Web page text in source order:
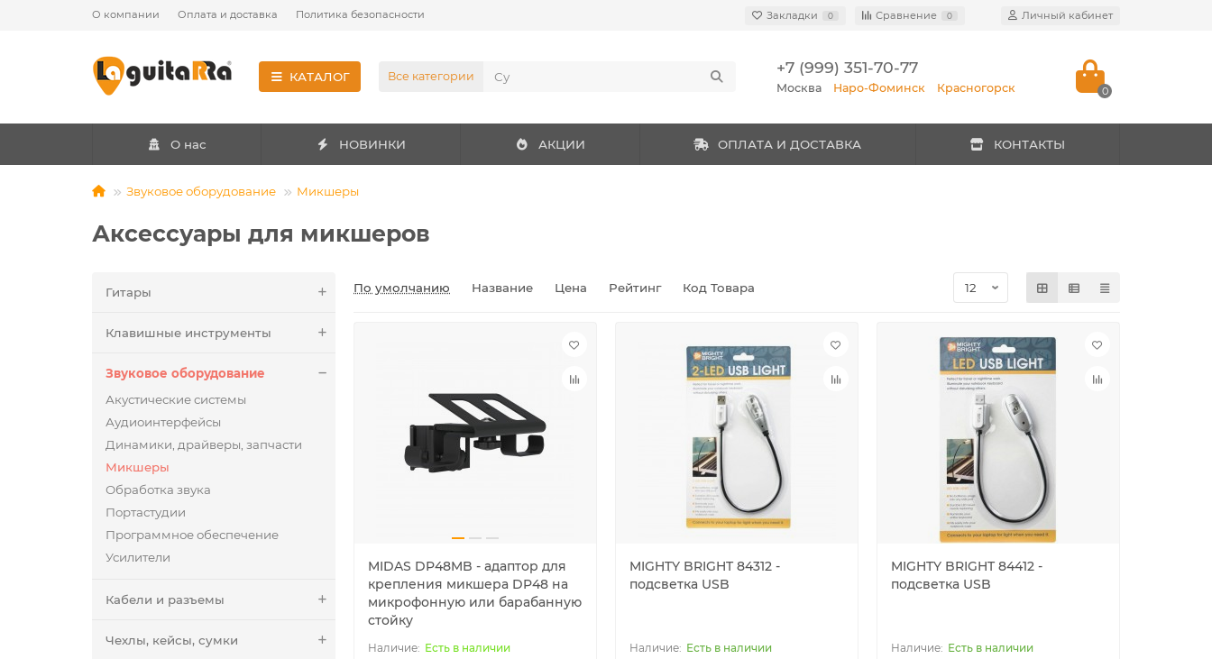
О компании Оплата и доставка Политика безопасности Закладки 0 Сравнение 0 Личный кабинет
КАТАЛОГ Все категории +7 (999) 351-70-77
Москва Наро-Фоминск Красногорск 0
О нас НОВИНКИ АКЦИИ ОПЛАТА И ДОСТАВКА КОНТАКТЫ
Звуковое оборудование Микшеры
Аксессуары для микшеров
Гитары
Клавишные инструменты
Звуковое оборудование
Акустические системы
Аудиоинтерфейсы
Динамики, драйверы, запчасти
Микшеры
Обработка звука
Портастудии
Программное обеспечение
Усилители
Кабели и разъемы
Чехлы, кейсы, сумки
По умолчанию Название Цена Рейтинг Код Товара
MIDAS DP48MB - адаптор для
крепления микшера DP48 на
микрофонную или барабанную
стойку
Есть в наличии
MIGHTY BRIGHT 84312 -
подсветка USB
Есть в наличии
MIGHTY BRIGHT 84412 -
подсветка USB
Есть в наличии